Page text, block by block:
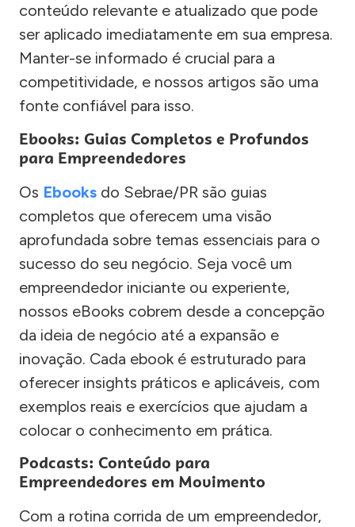
conteúdo relevante e atualizado que pode
ser aplicado imediatamente em sua empresa.
Manter-se informado é crucial para a
competitividade, e nossos artigos são uma
fonte confiável para isso.
Ebooks: Guias Completos e Profundos
para Empreendedores
Os Ebooks do Sebrae/PR são guias
completos que oferecem uma visão
aprofundada sobre temas essenciais para o
sucesso do seu negócio. Seja você um
empreendedor iniciante ou experiente,
nossos eBooks cobrem desde a concepção
da ideia de negócio até a expansão e
inovação. Cada ebook é estruturado para
oferecer insights práticos e aplicáveis, com
exemplos reais e exercícios que ajudam a
colocar o conhecimento em prática.
Podcasts: Conteúdo para
Empreendedores em Movimento
Com a rotina corrida de um empreendedor,